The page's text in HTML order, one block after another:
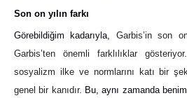
Son on yılın farkı
Görebildiğim kadarıyla, Garbis’in son
Garbis’ten önemli farklılıklar
sosyalizm ilke ve normlarını katı bir
genel bir kanıdır. Bu, aynı zamanda